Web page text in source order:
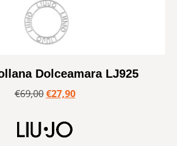
Dolceamara LJ925
€69,00 €27,90